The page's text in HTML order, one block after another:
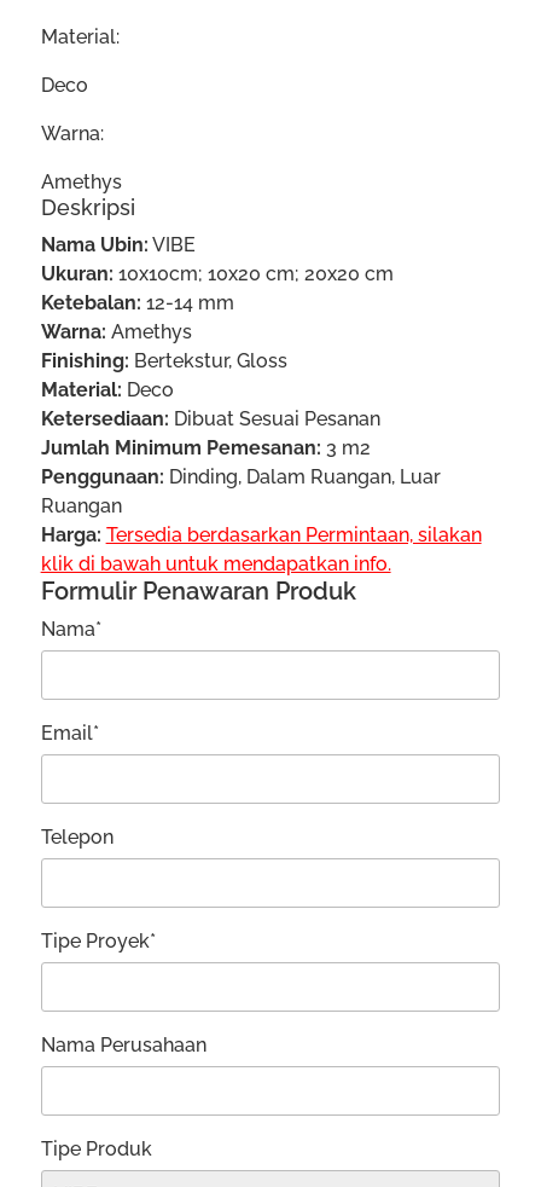
Material:
Deco
Warna:
Amethys
Deskripsi
Nama Ubin: VIBE
Ukuran: 10x10cm; 10x20 cm; 20x20 cm
Ketebalan: 12-14 mm
Warna: Amethys
Finishing: Bertekstur, Gloss
Material: Deco
Ketersediaan: Dibuat Sesuai Pesanan
Jumlah Minimum Pemesanan: 3 m2
Penggunaan: Dinding, Dalam Ruangan, Luar
Ruangan
Harga: Tersedia berdasarkan Permintaan, silakan
klik di bawah untuk mendapatkan info.
Formulir Penawaran Produk
Nama*
Email*
Telepon
Tipe Proyek*
Nama Perusahaan
Tipe Produk